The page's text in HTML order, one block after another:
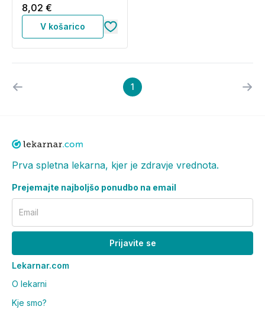
8,02 €
V košarico
1
Prva spletna lekarna, kjer je zdravje vrednota.
Prejemajte najboljšo ponudbo na email
Email
Prijavite se
Lekarnar.com
O lekarni
Kje smo?